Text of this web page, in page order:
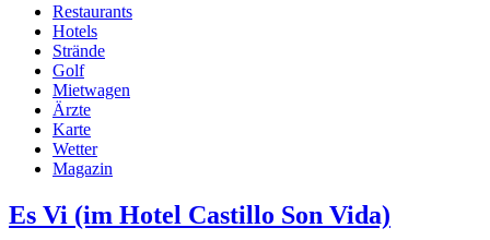
Restaurants
Hotels
Strände
Golf
Mietwagen
Ärzte
Karte
Wetter
Magazin
Es Vi (im Hotel Castillo Son Vida)